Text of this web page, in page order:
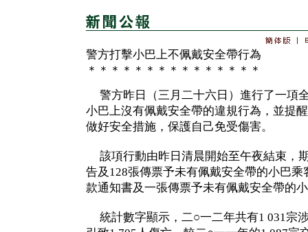
警方打擊小巴上不佩戴安全帶行為
＊＊＊＊＊＊＊＊＊＊＊＊＊＊＊
警方昨日（三月二十六日）進行了一項
小巴上沒有佩戴安全帶的違規行為，並提
做好安全措施，保護自己免受傷害。
該項行動由昨日清晨開始至午夜結束，
告及128張傳票予未有佩戴安全帶的小巴
款通知書及一張傳票予未有佩戴安全帶的
統計數字顯示，二○一二年共有1 031宗